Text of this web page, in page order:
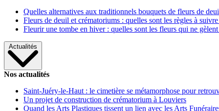
Quelles alternatives aux traditionnels bouquets de fleurs de
Fleurs de deuil et crématoriums : quelles sont les règles à
Fleurir une tombe en hiver : quelles sont les fleurs qui ne gèlent
Actualités
Nos actualités
Saint-Juéry-le-Haut : le cimetière se métamorphose pour
Un projet de construction de crématorium à Louviers
Quand les Arts Plastiques tissent un lien avec les Arts